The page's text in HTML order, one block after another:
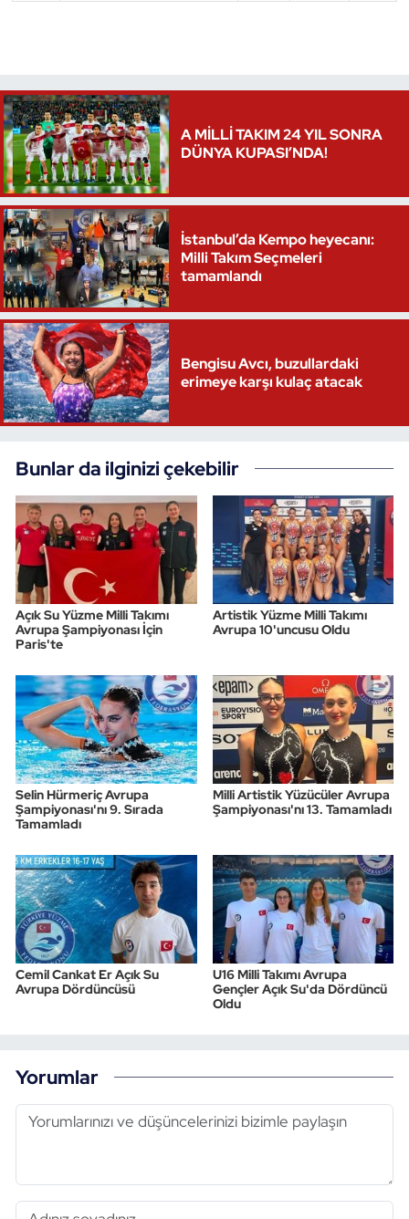
A MİLLİ TAKIM 24 YIL SONRA
DÜNYA KUPASI’NDA!
İstanbul’da Kempo heyecanı:
Milli Takım Seçmeleri
tamamlandı
Bengisu Avcı, buzullardaki
erimeye karşı kulaç atacak
Bunlar da ilginizi çekebilir
Açık Su Yüzme Milli Takımı
Avrupa Şampiyonası İçin
Paris'te
Artistik Yüzme Milli Takımı
Avrupa 10'uncusu Oldu
Selin Hürmeriç Avrupa
Şampiyonası'nı 9. Sırada
Tamamladı
Milli Artistik Yüzücüler Avrupa
Şampiyonası'nı 13. Tamamladı
Cemil Cankat Er Açık Su
Avrupa Dördüncüsü
U16 Milli Takımı Avrupa
Gençler Açık Su'da Dördüncü
Oldu
Yorumlar
Vücut Geliştirme Fitness
Wushu Kungfu
Yelken
Yüzme